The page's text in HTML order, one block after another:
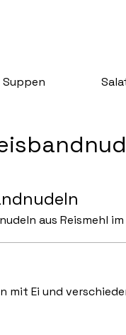
Suppen
aus Reismehl
mit Ei und